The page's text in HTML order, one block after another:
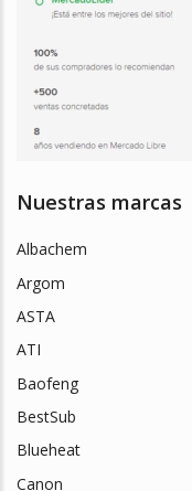
Nuestras marcas
Albachem
Argom
ASTA
ATI
Baofeng
BestSub
Blueheat
Canon